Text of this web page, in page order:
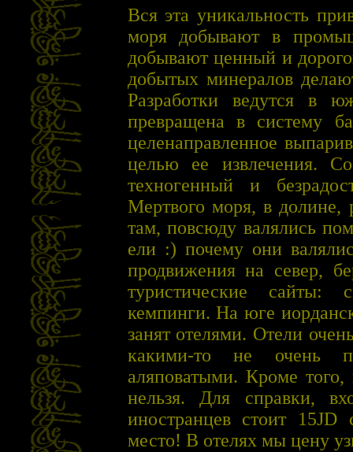
Вся эта уникальность
моря добывают в
добывают ценный и
добытых минералов
Разработки ведутся в
превращена в систему
целенаправленное
целью ее извлечения.
техногенный и
Мертвого моря, в
там, повсюду валялись
ели :) почему они
продвижения на север,
туристические
кемпинги. На юге
занят отелями. Отели
какими-то не очень
аляповатыми. Кроме
нельзя. Для справки,
иностранцев стоит
место! В отелях мы цену